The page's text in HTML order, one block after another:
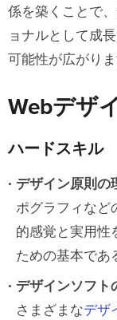
係を築くことで
ョナルとして成
可能性が広がりま
Webデザ
ハードスキル
デザイン原則の
ポグラフィなど
的感覚と実用性
ための基本であ
デザインソフト
さまざまなデザ